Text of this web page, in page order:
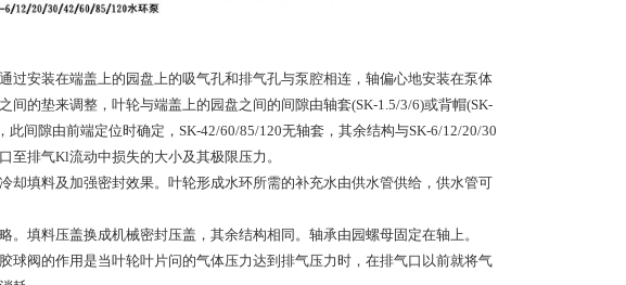
过安装在端盖上的园盘上的吸气孔和排气孔与泵腔相连，轴偏心地安装在泵体
的垫来调整，叶轮与端盖上的园盘之间的间隙由轴套(SK-1.5/3/6)或背帽(SK-
间隙由前端定位时确定，SK-42/60/85/120无轴套，其余结构与SK-6/12/20/30
至排气Kl流动中损失的大小及其极限压力。
却填料及加强密封效果。叶轮形成水环所需的补充水由供水管供给，供水管可
填料压盖换成机械密封压盖，其余结构相同。轴承由园螺母固定在轴上。
球阀的作用是当叶轮叶片问的气体压力达到排气压力时，在排气口以前就将气